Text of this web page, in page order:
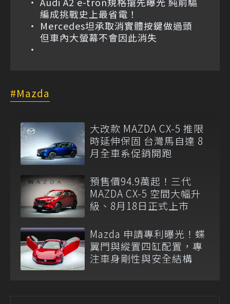
編成挑戰史上最省電！
Mercedes坦承取消實體按鍵做過頭
但車內大螢幕不會因此消失
Mazda
大改款 MAZDA CX-5 推限
時延伸保固 台灣馬自達 8
月全車系促銷開跑
預售價94.9萬起！三代
MAZDA CX-5 空間大幅升
級、8月18日正式上市
Mazda 申請專利曝光！蝶
翼門與縱置四缸配置，專
注車身剛性與安全結構